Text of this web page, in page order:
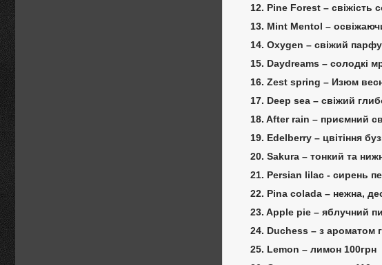
12. Pine Forest – свіжість
13. Mint Mentol –
14. Oxygen – свіжий
15. Daydreams – солодкі
16. Zest spring – Изюм
17. Deep sea – свіжий
18. After rain – приємний
19. Edelberry – цвітіння
20. Sakura – тонкий та
21. Persian lilac - сирень
22. Pina colada – нежна,
23. Apple pie – яблучний
24. Duchess – з ароматом
25. Lemon – лимон 100грн